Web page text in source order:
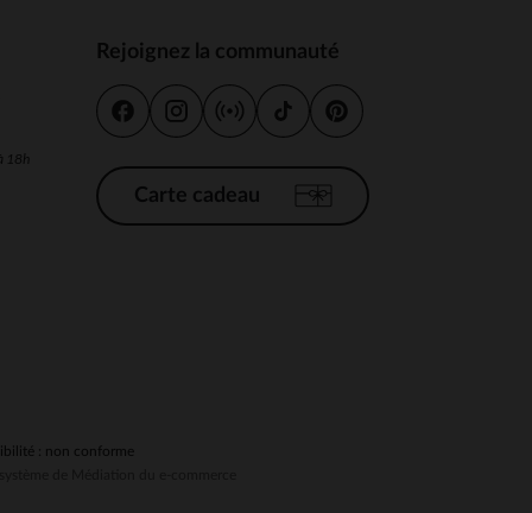
de confidentialité, en garantissant la conformité avec
18h
Rejoignez la communauté
Carte cadeau
: non conforme